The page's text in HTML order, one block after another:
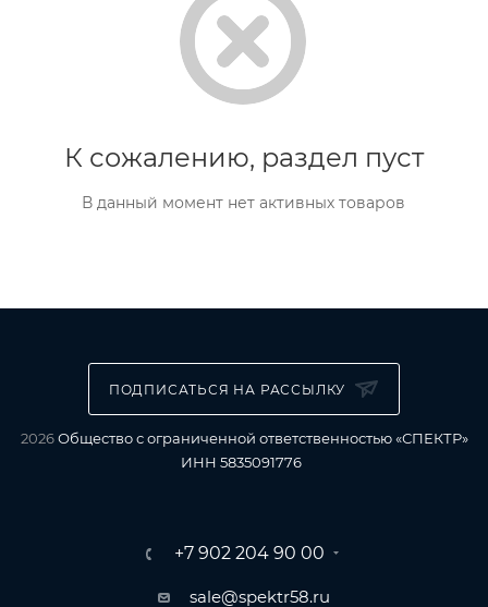
К сожалению, раздел пуст
В данный момент нет активных товаров
ПОДПИСАТЬСЯ НА РАССЫЛКУ
2026Общество с ограниченной ответственностью «СПЕКТР»
ИНН 5835091776
+7 902 204 90 00
sale@spektr58.ru